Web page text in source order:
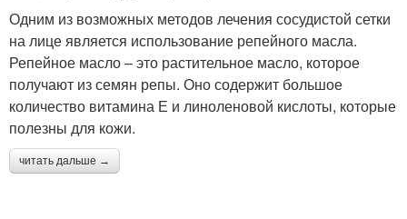
Одним из возможных методов лечения сосудистой сетки
на лице является использование репейного масла.
Репейное масло – это растительное масло, которое
получают из семян репы. Оно содержит большое
количество витамина Е и линоленовой кислоты, которые
полезны для кожи.
читать дальше →